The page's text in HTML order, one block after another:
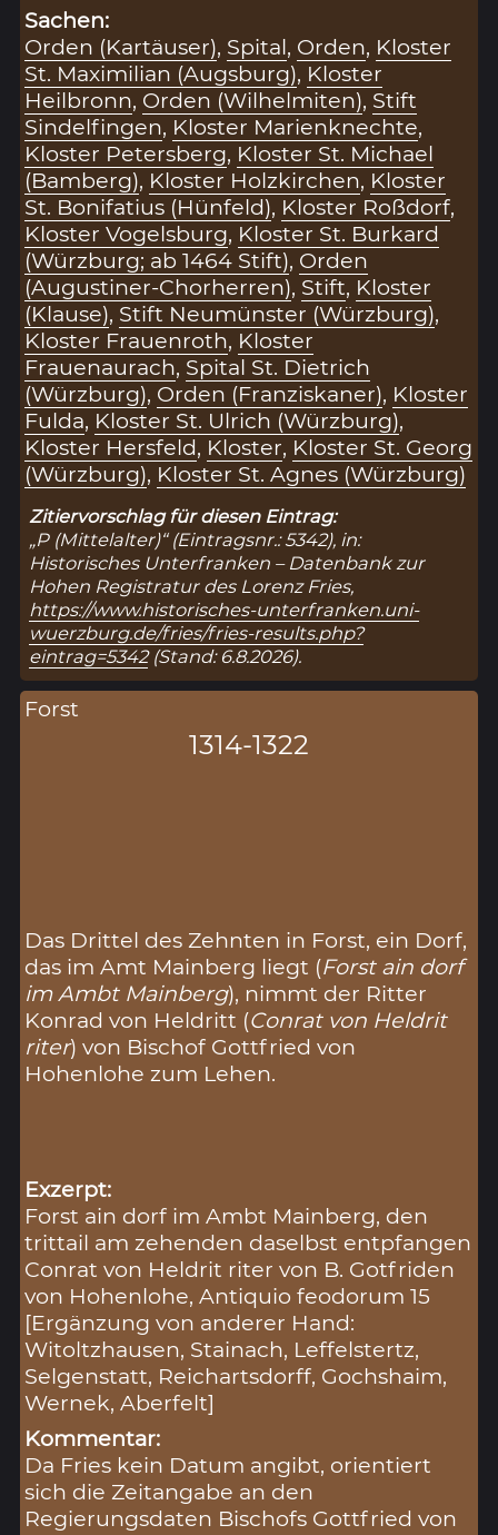
Sachen:
Orden (Kartäuser), Spital, Orden, Kloster
St. Maximilian (Augsburg), Kloster
Heilbronn, Orden (Wilhelmiten), Stift
Sindelfingen, Kloster Marienknechte,
Kloster Petersberg, Kloster St. Michael
(Bamberg), Kloster Holzkirchen, Kloster
St. Bonifatius (Hünfeld), Kloster Roßdorf,
Kloster Vogelsburg, Kloster St. Burkard
(Würzburg; ab 1464 Stift), Orden
(Augustiner-Chorherren), Stift, Kloster
(Klause), Stift Neumünster (Würzburg),
Kloster Frauenroth, Kloster
Frauenaurach, Spital St. Dietrich
(Würzburg), Orden (Franziskaner), Kloster
Fulda, Kloster St. Ulrich (Würzburg),
Kloster Hersfeld, Kloster, Kloster St. Georg
(Würzburg), Kloster St. Agnes (Würzburg)
Zitiervorschlag für diesen Eintrag:
„P (Mittelalter)“ (Eintragsnr.: 5342), in:
Historisches Unterfranken – Datenbank zur
Hohen Registratur des Lorenz Fries,
https://www.historisches-unterfranken.uni-
wuerzburg.de/fries/fries-results.php?
eintrag=5342(Stand: 6.8.2026).
Forst
1314-1322
Das Drittel des Zehnten in Forst, ein Dorf,
das im Amt Mainberg liegt (Forst ain dorf
im Ambt Mainberg), nimmt der Ritter
Konrad von Heldritt (Conrat von Heldrit
riter) von Bischof Gottfried von
Hohenlohe zum Lehen.
Exzerpt:
Forst ain dorf im Ambt Mainberg, den
trittail am zehenden daselbst entpfangen
Conrat von Heldrit riter von B. Gotfriden
von Hohenlohe, Antiquio feodorum 15
[Ergänzung von anderer Hand:
Witoltzhausen, Stainach, Leffelstertz,
Selgenstatt, Reichartsdorff, Gochshaim,
Wernek, Aberfelt]
Kommentar:
Da Fries kein Datum angibt, orientiert
sich die Zeitangabe an den
Regierungsdaten Bischofs Gottfried von